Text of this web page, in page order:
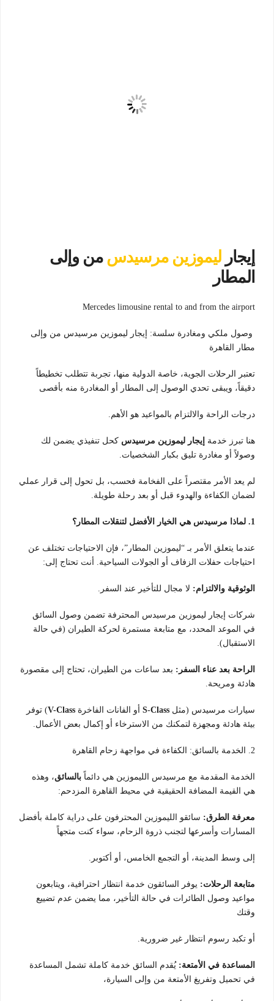
إيجار ليموزين مرسيدس من وإلى
المطار
Mercedes limousine rental to and from the airport
وصول ملكي ومغادرة سلسة: إيجار ليموزين مرسيدس من وإلى
مطار القاهرة
تعتبر الرحلات الجوية، خاصة الدولية منها، تجربة تتطلب تخطيطاً
دقيقاً، ويبقى تحدي الوصول إلى المطار أو المغادرة منه بأقصى
درجات الراحة والالتزام بالمواعيد هو الأهم.
هنا تبرز خدمة إيجار ليموزين مرسيدس كحل تنفيذي يضمن لك
وصولاً أو مغادرة تليق بكبار الشخصيات.
لم يعد الأمر مقتصراً على الفخامة فحسب، بل تحول إلى قرار عملي
لضمان الكفاءة والهدوء قبل أو بعد رحلة طويلة.
1. لماذا مرسيدس هي الخيار الأفضل لتنقلات المطار؟
عندما يتعلق الأمر بـ “ليموزين المطار”، فإن الاحتياجات تختلف عن
احتياجات حفلات الزفاف أو الجولات السياحية. أنت تحتاج إلى:
الوثوقية والالتزام: لا مجال للتأخير عند السفر.
شركات إيجار ليموزين مرسيدس المحترفة تضمن وصول السائق
في الموعد المحدد، مع متابعة مستمرة لحركة الطيران (في حالة
الاستقبال).
الراحة بعد عناء السفر: بعد ساعات من الطيران، تحتاج إلى مقصورة
هادئة ومريحة.
سيارات مرسيدس (مثل S-Class أو الفانات الفاخرة V-Class) توفر
بيئة هادئة ومجهزة لتمكنك من الاسترخاء أو إكمال بعض الأعمال.
2. الخدمة بالسائق: الكفاءة في مواجهة زحام القاهرة
الخدمة المقدمة مع مرسيدس الليموزين هي دائماً بالسائق، وهذه
هي القيمة المضافة الحقيقية في محيط القاهرة المزدحم:
معرفة الطرق: سائقو الليموزين المحترفون على دراية كاملة بأفضل
المسارات وأسرعها لتجنب ذروة الزحام، سواء كنت متجهاً
إلى وسط المدينة، أو التجمع الخامس، أو أكتوبر.
متابعة الرحلات: يوفر السائقون خدمة انتظار احترافية، ويتابعون
مواعيد وصول الطائرات في حالة التأخير، مما يضمن عدم تضييع
وقتك
أو تكبد رسوم انتظار غير ضرورية.
المساعدة في الأمتعة: يُقدم السائق خدمة كاملة تشمل المساعدة
في تحميل وتفريغ الأمتعة من وإلى السيارة،